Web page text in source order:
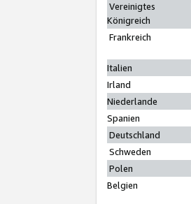
Vereinigtes
Königreich
Frankreich
Italien
Irland
Niederlande
Spanien
Deutschland
Schweden
Polen
Belgien